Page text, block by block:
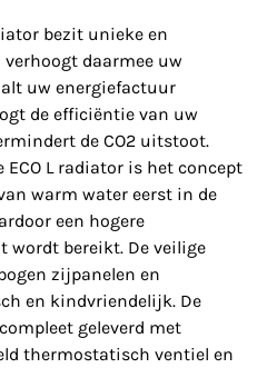
bezit unieke en
daarmee uw
uw energiefactuur
de efficiëntie van uw
de CO2 uitstoot.
L radiator is het concept
warm water eerst in de
een hogere
wordt bereikt. De veilige
zijpanelen en
en kindvriendelijk. De
geleverd met
thermostatisch ventiel en